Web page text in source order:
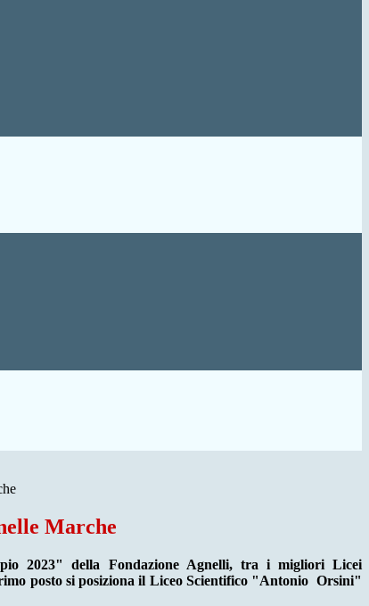
Marche
2023" della Fondazione Agnelli, tra i migliori Licei
posto si posiziona il Liceo Scientifico "Antonio Orsini"